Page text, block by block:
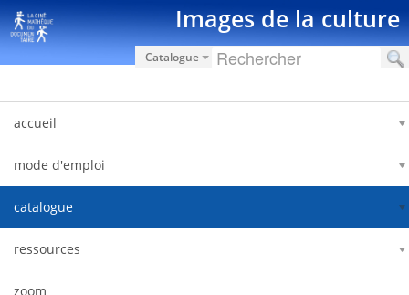
Saut au contenu Images de la culture
Catalogue
accueil
mode d'emploi
catalogue
ressources
zoom